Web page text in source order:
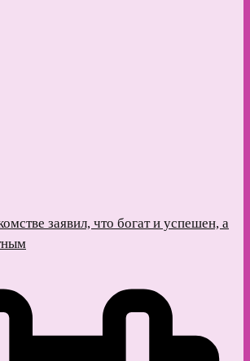
заявил, что богат и успешен, а